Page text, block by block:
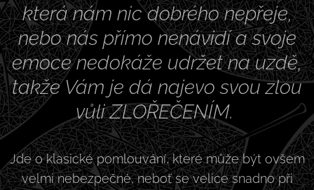
která nám nic dobrého nepřeje,
nebo nás přímo nenávidí a svoje
emoce nedokáže udržet na uzdě,
takže Vám je dá najevo svou zlou
vůli ZLOŘEČENÍM.
Jde o klasické pomlouvání, které může být ovšem
velmi nebezpečné, neboť se velice snadno při